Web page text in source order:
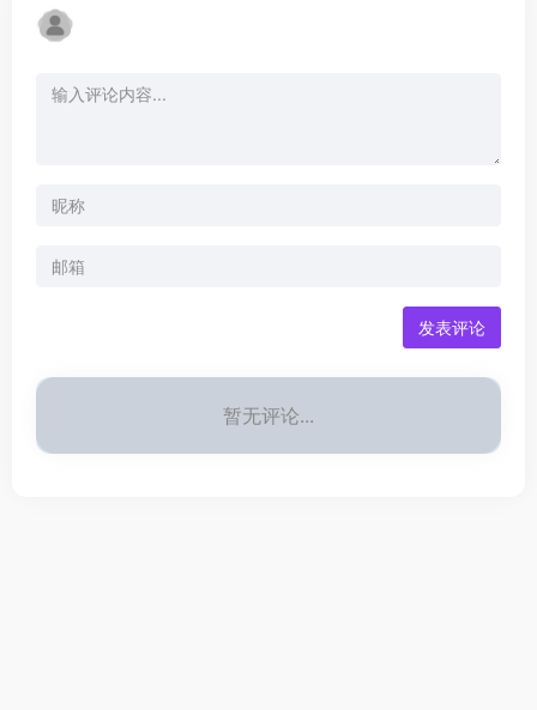
发表评论
暂无评论...